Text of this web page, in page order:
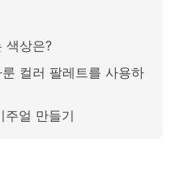
색상은?
컬러 팔레트를 사용하
주얼 만들기